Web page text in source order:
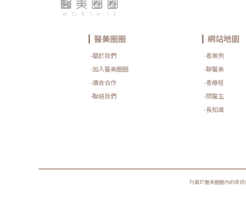
醫美圈圈
-關於我們
-加入醫美圈圈
-廣告合作
-聯絡我們
網站地圖
-看案例
-聊醫美
-查療程
-問醫生
-長知識
刊載於醫美圈圈內的資